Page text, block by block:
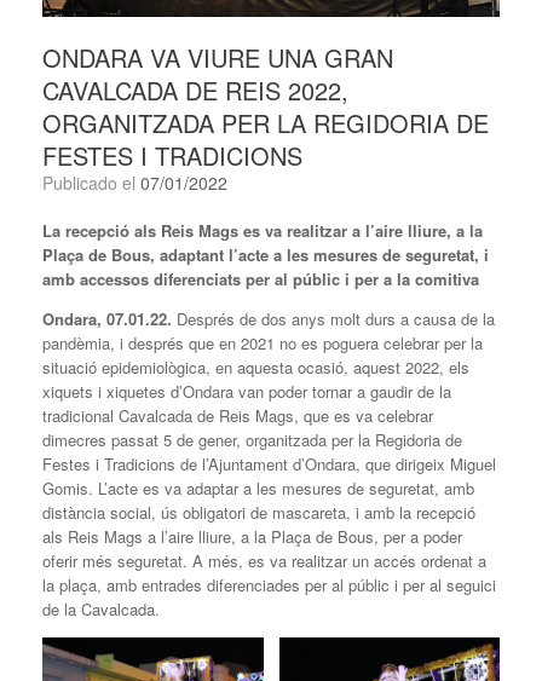
ONDARA VA VIURE UNA GRAN
CAVALCADA DE REIS 2022,
ORGANITZADA PER LA REGIDORIA DE
FESTES I TRADICIONS
Publicado el 07/01/2022
La recepció als Reis Mags es va realitzar a l’aire lliure, a la
Plaça de Bous, adaptant l’acte a les mesures de seguretat, i
amb accessos diferenciats per al públic i per a la comitiva
Ondara, 07.01.22. Després de dos anys molt durs a causa de la
pandèmia, i després que en 2021 no es poguera celebrar per la
situació epidemiològica, en aquesta ocasió, aquest 2022, els
xiquets i xiquetes d’Ondara van poder tornar a gaudir de la
tradicional Cavalcada de Reis Mags, que es va celebrar
dimecres passat 5 de gener, organitzada per la Regidoria de
Festes i Tradicions de l’Ajuntament d’Ondara, que dirigeix Miguel
Gomis. L’acte es va adaptar a les mesures de seguretat, amb
distància social, ús obligatori de mascareta, i amb la recepció
als Reis Mags a l’aire lliure, a la Plaça de Bous, per a poder
oferir més seguretat. A més, es va realitzar un accés ordenat a
la plaça, amb entrades diferenciades per al públic i per al seguici
de la Cavalcada.